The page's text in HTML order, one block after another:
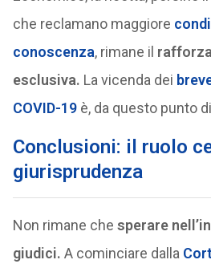
che reclamano maggiore
conoscenza, rimane il
esclusiva. La vicenda dei
COVID-19è, da questo punto
Conclusioni: il ruolo
giurisprudenza
Non rimane che sperare
giudici. A cominciare dalla